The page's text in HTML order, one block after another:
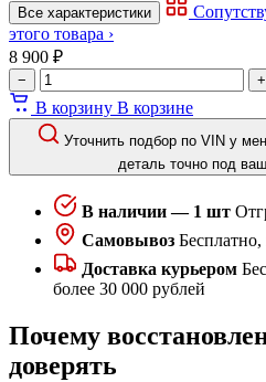
Все характеристики
этого товара ›
8 900 ₽
− +
В корзину В корзине
Уточнить подбор по VIN у
деталь точно под
В наличии — 1 шт
Самовывоз
Доставка курьером
более 30 000 рублей
Почему
доверять